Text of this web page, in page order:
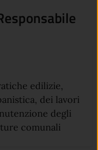
edilizie,
dei lavori
degli
comunali